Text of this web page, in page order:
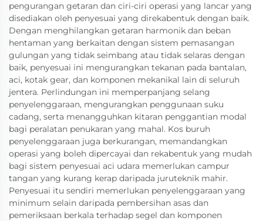
pengurangan getaran dan ciri-ciri operasi yang lancar yang
disediakan oleh penyesuai yang direkabentuk dengan baik.
Dengan menghilangkan getaran harmonik dan beban
hentaman yang berkaitan dengan sistem pemasangan
gulungan yang tidak seimbang atau tidak selaras dengan
baik, penyesuai ini mengurangkan tekanan pada bantalan,
aci, kotak gear, dan komponen mekanikal lain di seluruh
jentera. Perlindungan ini memperpanjang selang
penyelenggaraan, mengurangkan penggunaan suku
cadang, serta menangguhkan kitaran penggantian modal
bagi peralatan penukaran yang mahal. Kos buruh
penyelenggaraan juga berkurangan, memandangkan
operasi yang boleh dipercayai dan rekabentuk yang mudah
bagi sistem penyesuai aci udara memerlukan campur
tangan yang kurang kerap daripada juruteknik mahir.
Penyesuai itu sendiri memerlukan penyelenggaraan yang
minimum selain daripada pembersihan asas dan
pemeriksaan berkala terhadap segel dan komponen